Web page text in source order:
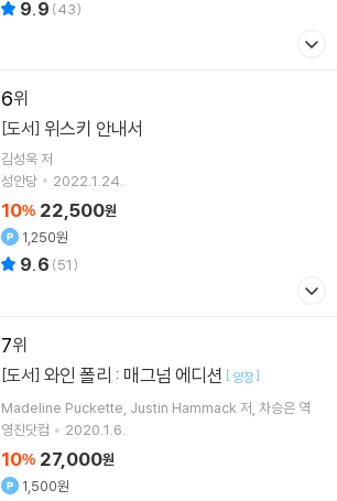
9.9 (43)
6
[도서] 위스키 안내서
김성욱저
성안당
2022.1.24.
10% 22,500원
1,250원
9.6 (51)
7
[도서] 와인 폴리 : 매그넘 에디션 [ 양장]
Madeline Puckette Justin Hammack저 차승은 역
영진닷컴
2020.1.6.
10% 27,000원
1,500원